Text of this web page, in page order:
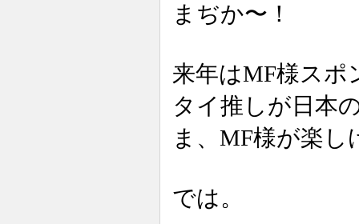
まぢか〜！
来年はMF様スポ
タイ推しが日本
ま、MF様が楽
では。